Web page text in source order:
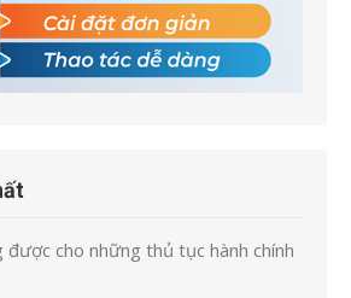
được cho những thủ tục hành chính